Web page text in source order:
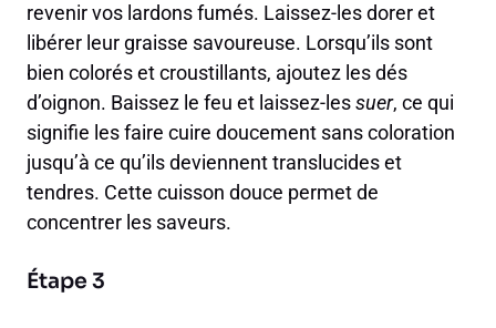
revenir vos lardons fumés. Laissez-les dorer et
libérer leur graisse savoureuse. Lorsqu’ils sont
bien colorés et croustillants, ajoutez les dés
d’oignon. Baissez le feu et laissez-lessuer, ce qui
signifie les faire cuire doucement sans coloration
jusqu’à ce qu’ils deviennent translucides et
tendres. Cette cuisson douce permet de
concentrer les saveurs.
Étape 3